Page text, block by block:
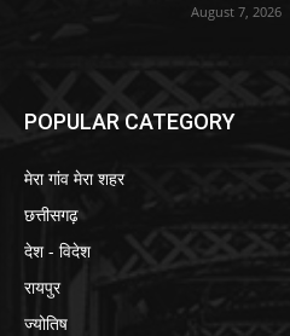
August 7, 2026
POPULAR CATEGORY
मेरा गांव मेरा शहर
छत्तीसगढ़
देश - विदेश
रायपुर
ज्योतिष